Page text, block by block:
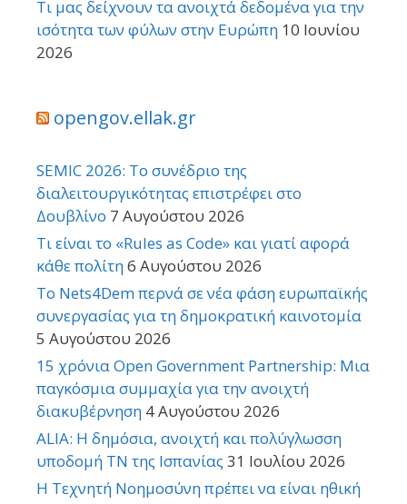
Τι μας δείχνουν τα ανοιχτά δεδομένα για την
ισότητα των φύλων στην Ευρώπη 10 Ιουνίου
2026
opengov.ellak.gr
SEMIC 2026: Το συνέδριο της
διαλειτουργικότητας επιστρέφει στο
Δουβλίνο 7 Αυγούστου 2026
Τι είναι το «Rules as Code» και γιατί αφορά
κάθε πολίτη6 Αυγούστου 2026
Το Nets4Dem περνά σε νέα φάση ευρωπαϊκής
συνεργασίας για τη δημοκρατική καινοτομία
5 Αυγούστου 2026
15 χρόνια Open Government Partnership: Μια
παγκόσμια συμμαχία για την ανοιχτή
διακυβέρνηση 4 Αυγούστου 2026
ALIA: Η δημόσια, ανοιχτή και πολύγλωσση
υποδομή ΤΝ της Ισπανίας 31 Ιουλίου 2026
Η Τεχνητή Νοημοσύνη πρέπει να είναι ηθική